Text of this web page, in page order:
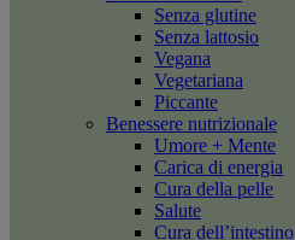
Senza glutine
Senza lattosio
Vegana
Vegetariana
Piccante
Benessere nutrizionale
Umore + Mente
Carica di energia
Cura della pelle
Salute
Cura dell’intestino